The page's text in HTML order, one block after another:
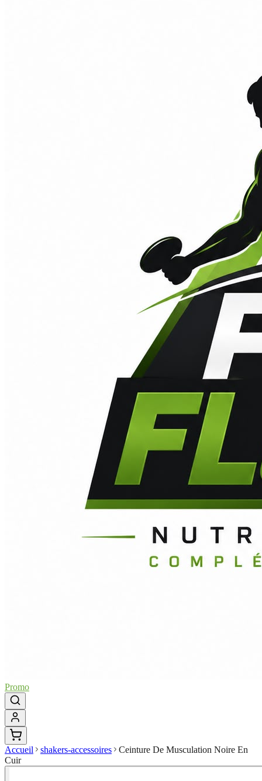
Promo
Accueil shakers-accessoires
Ceinture De Musculation Noire En
Cuir